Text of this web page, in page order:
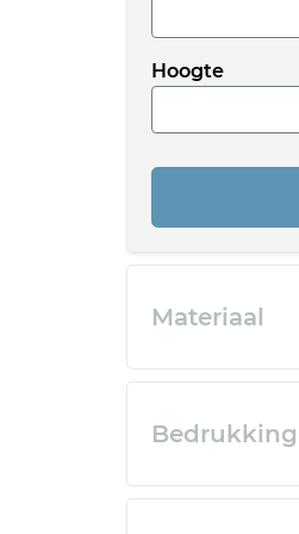
Hoogte
Materiaal
Bedrukking